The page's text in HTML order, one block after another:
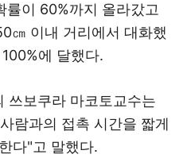
률이 60%까지 올라갔고
㎝ 이내 거리에서 대화했
에 달했다.
쓰보쿠라 마코토교수는
람과의 접촉 시간을 짧게
다"고 말했다.